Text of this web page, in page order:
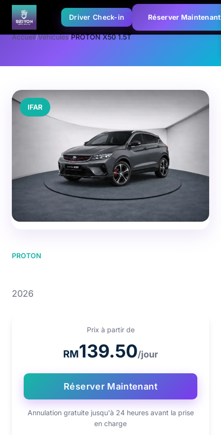
Driver Check-in Réserver Maintenant
Accueil/Véhicules/PROTON X50 1.5T
IFAR
PROTON
2026
Prix à partir de
RM139.50/jour
Réserver Maintenant
Annulation gratuite jusqu'à 24 heures avant la prise
en charge